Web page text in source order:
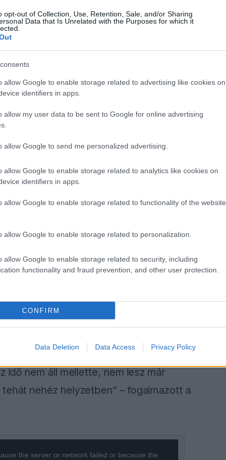
opt-out of Collection, Use, Retention, Sale, and/or Sharing
Data that Is Unrelated with the Purposes for which it
allow Google to enable storage related to advertising like cookies on
identifiers in apps.
allow my user data to be sent to Google for online advertising
allow Google to send me personalized advertising.
allow Google to enable storage related to analytics like cookies on
identifiers in apps.
allow Google to enable storage related to functionality of the website
allow Google to enable storage related to personalization.
allow Google to enable storage related to security, including
functionality and fraud prevention, and other user protection.
CONFIRM
Data Deletion Data Access Privacy Policy
és a ferraris küszködésre. Szerinte az
kapcsán, meddig érdemes még
legjobbja, szerintem ezzel mind
lezárása ez a karrierjének. Elég
sok szenvedést okoz ez számára.”
fejlesztési
az Aston Martin
az Aston Martintól a
folytatásért
vonulhat most vissza. Mégis kivel
vele az imázsát is, hiszen bevállalta
már vissza is vonul, mert nehéz? Ez
idő nem áll mellette, nem lesz már
nehéz helyzetben” – fogalmazott a
the server or network failed or because the